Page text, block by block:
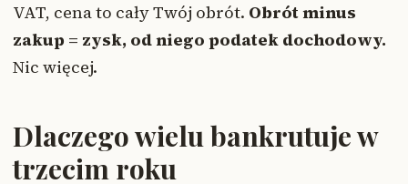
VAT, cena to cały Twój obrót. Obrót minus
zakup = zysk, od niego podatek dochodowy.
Nic więcej.
Dlaczego wielu bankrutuje w
trzecim roku